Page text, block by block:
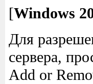
[Windows
Для
сервера,
Add or